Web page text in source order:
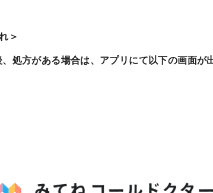
＞
処方がある場合は、アプリにて以下の画面が